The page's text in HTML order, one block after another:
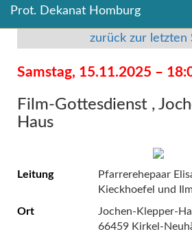
Inhalt
springen
Prot. Dekanat Homburg
Inhalt
springen
zurück zur letzten
Samstag, 15.11.2025 –
Film-Gottesdienst ,
Haus
Leitung
Pfarrerehepaar
Kieckhoefel und
Ort
Jochen-Klepper-
66459 Kirkel-